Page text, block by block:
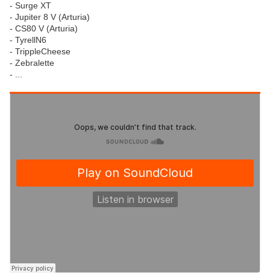
- Surge XT
- Jupiter 8 V (Arturia)
- CS80 V (Arturia)
- TyrellN6
- TrippleCheese
- Zebralette
- ...